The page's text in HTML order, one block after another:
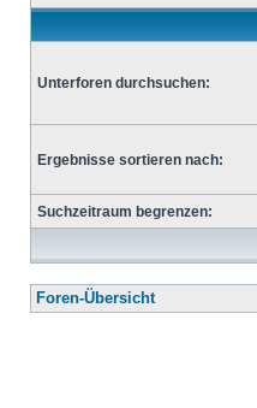
Unterforen durchsuchen:
Ergebnisse sortieren nach:
Suchzeitraum begrenzen:
Foren-Übersicht